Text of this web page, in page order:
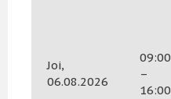
Joi,
06.08.2026
09:00
–
16:00